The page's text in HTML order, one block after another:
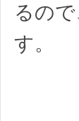
るの
す。